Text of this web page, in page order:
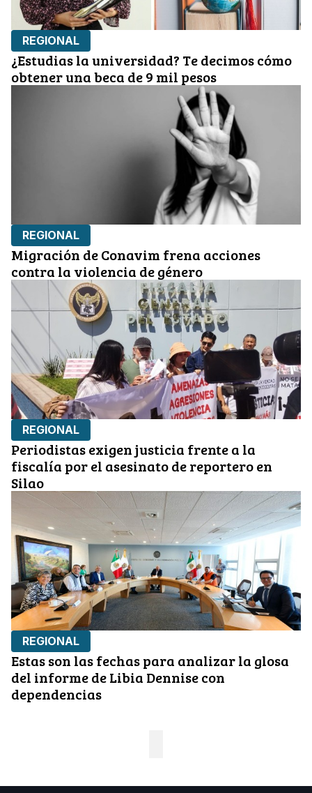
REGIONAL
¿Estudias la universidad? Te decimos cómo
obtener una beca de 9 mil pesos
REGIONAL
Migración de Conavim frena acciones
contra la violencia de género
REGIONAL
Periodistas exigen justicia frente a la
fiscalía por el asesinato de reportero en
Silao
REGIONAL
Estas son las fechas para analizar la glosa
del informe de Libia Dennise con
dependencias